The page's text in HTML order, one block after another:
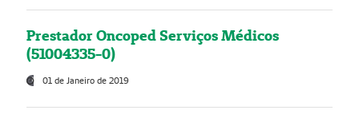
Prestador Oncoped Serviços Médicos
(51004335-0)
01 de Janeiro de 2019